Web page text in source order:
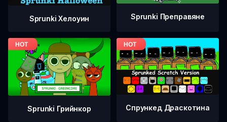
Sprunki Хелоуин Sprunki Преправяне
Sprunki Грийнкор Спрункед Драскотина